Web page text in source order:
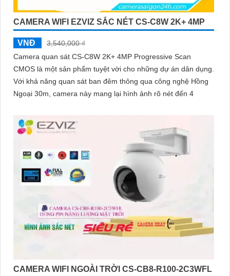
CAMERA WIFI EZVIZ SẮC NÉT CS-C8W 2K+ 4MP
VNĐ
3,540,000 ₫
Camera quan sát CS-C8W 2K+ 4MP Progressive Scan
CMOS là một sản phẩm tuyệt vời cho những dự án dân dụng.
Với khả năng quan sát ban đêm thông qua công nghệ Hồng
Ngoại 30m, camera này mang lại hình ảnh rõ nét đến 4
CAMERA WIFI NGOÀI TRỜI CS-CB8-R100-2C3WFL